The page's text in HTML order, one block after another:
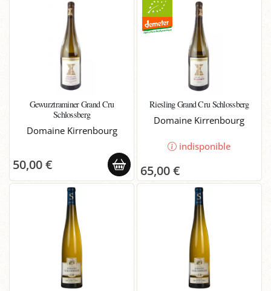
Gewurztraminer Grand Cru
Schlossberg
Domaine Kirrenbourg
50,00 €
Riesling Grand Cru Schlossberg
Domaine Kirrenbourg
indisponible
65,00 €